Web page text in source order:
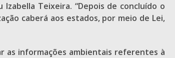
Teixeira. “Depois de concluído o
caberá aos estados, por meio de Lei,
as informações ambientais referentes à